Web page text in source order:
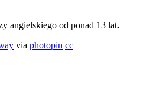
angielskiego od ponad 13 lat.
via photopin cc